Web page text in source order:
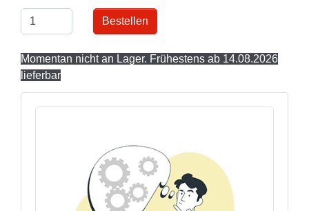
Bestellen
Momentan nicht an Lager. Frühestens ab 14.08.2026
lieferbar